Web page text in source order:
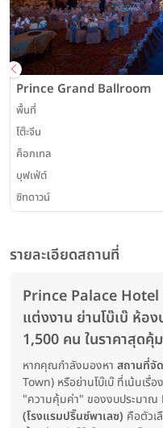
Prince Grand Ballroom
พื้นที่
โต๊ะจีน
ค็อกเทล
บุฟเฟ่ต์
ซิทดาวน์
รายละเอียดสถานที่
Prince Palace
แต่งงาน ย่านโบ๊เบ๊ ห้อ
1,500 คน ในราคาสุดคุ้
หากคุณกำลังมองหา สถานที่จั
Town) หรือย่านโบ๊เบ๊ ที่เน้นเรื่
"ความคุ้มค่า" ของงบประมาณ
(โรงแรมปริ๊นซ์พาเลซ) คือตัวเ